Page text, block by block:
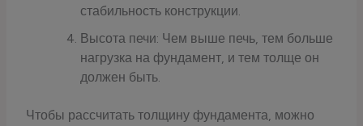
стабильность конструкции.
Высота печи: Чем выше печь, тем больше
нагрузка на фундамент, и тем толще он
должен быть.
Чтобы рассчитать толщину фундамента, можно